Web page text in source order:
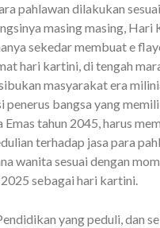
pahlawan dilakukan
masing masing, Hari
sekedar membuat e
hari kartini, di tengah
masyarakat era
penerus bangsa yang
Emas tahun 2045, harus
terhadap jasa para
wanita sesuai dengan
sebagai hari kartini.
yang peduli, dan